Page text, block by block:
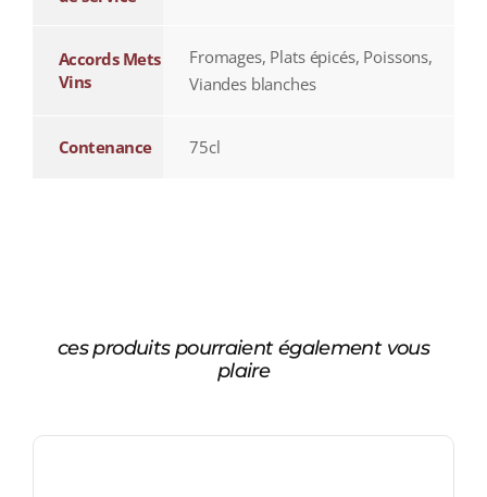
Accords Mets
Vins
Fromages, Plats épicés, Poissons,
Viandes blanches
Contenance 75cl
ces produits pourraient également vous
plaire